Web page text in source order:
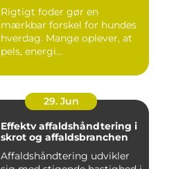
Rigtigt foder gør en
mærkbar forskel for hundes
hverdag. Mange oplever, at
pels, energi...
29. Jun
Effektv affaldshåndtering i
skrot og affaldsbranchen
Affaldshåndtering udvikler